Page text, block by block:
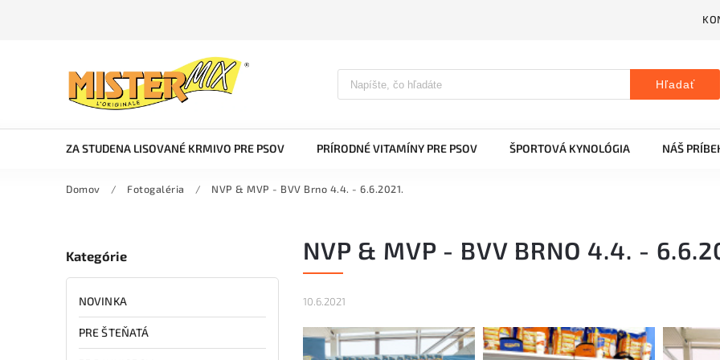
Hľadať
ZA STUDENA LISOVANÉ KRMIVO PRE PSOV PRÍRODNÉ VITAMÍNY PRE PSOV ŠPORTOVÁ KYNOLÓGIA NÁŠ
Domov / Fotogaléria / NVP & MVP - BVV Brno 4.4. - 6.6.2021.
Kategórie
NOVINKA
PRE ŠTEŇATÁ
NVP & MVP - BVV BRNO 4.4. -
10.6.2021